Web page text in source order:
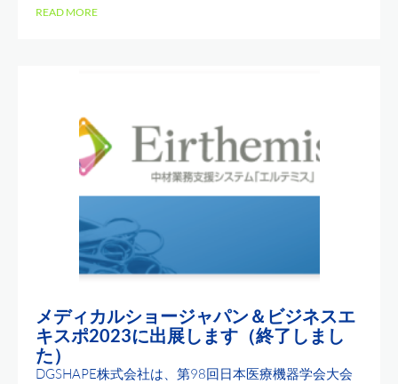
READ MORE
メディカルショージャパン＆ビジネスエ
キスポ2023に出展します（終了しまし
た）
DGSHAPE株式会社は、第98回日本医療機器学会大会